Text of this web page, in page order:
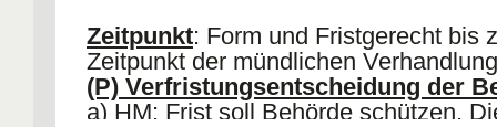
Zeitpunkt: Form und Fristgerecht bis
Zeitpunkt der mündlichen
(P) Verfristungsentscheidung der
a) HM: Frist soll Behörde schützen.